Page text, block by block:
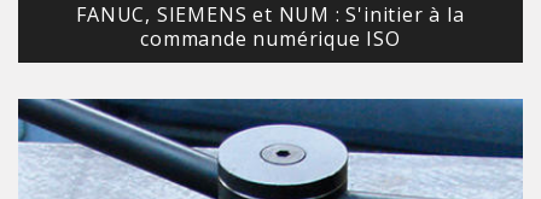
FANUC, SIEMENS et NUM : S'initier à la
commande numérique ISO